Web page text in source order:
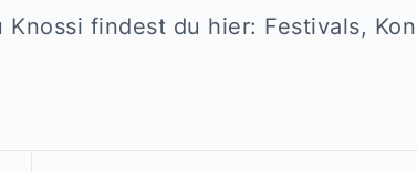
Knossi findest du hier: Festivals,